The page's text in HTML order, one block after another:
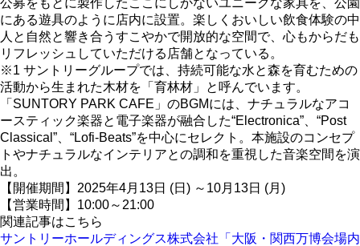
にある遊具のように店内に設置。楽しくおいしい飲食体験の中
人と自然と響き合うすこやかで開放的な空間で、心もからだも
リフレッシュしていただける店舗となっている。
※1 サントリーグループでは、持続可能な水と森を育むための
活動から生まれた木材を「育林材」と呼んでいます。
「SUNTORY PARK CAFE」のBGMには、ナチュラルなアコ
ースティック楽器と電子楽器が融合した“Electronica”、“Post
Classical”、“Lofi-Beats”を中心にセレクト。本施設のコンセプ
トやナチュラルなインテリアとの調和を重視した音楽空間を演
出。
【開催期間】2025年4月13日 (日) ～10月13日 (月)
【営業時間】10:00～21:00
関連記事はこちら
サントリーホールディングス株式会社「大阪・関西万博会場内